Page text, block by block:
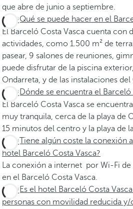
que abre de junio a septiembre.
¿Qué se puede hacer en el
El Barceló Costa Vasca cuenta con
actividades, como 1.500 m² de
pasear, 9 salones de reuniones,
puede disfrutar de la piscina
Ondarreta, y de las instalaciones
¿Dónde se encuentra el Barceló
El Barceló Costa Vasca se
muy tranquila, cerca de la playa de
15 minutos del centro y la playa de
¿Tiene algún coste la conexión
hotel Barceló Costa Vasca?
La conexión a internet por Wi-Fi
en el Barceló Costa Vasca.
¿Es el hotel Barceló Costa
personas con movilidad reducida